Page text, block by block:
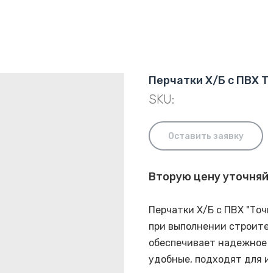
Перчатки Х/Б с ПВХ
SKU:
Оставить заявку
Вторую цену
Перчатки Х/Б с ПВХ
при выполнении
обеспечивает
удобные, подходят для